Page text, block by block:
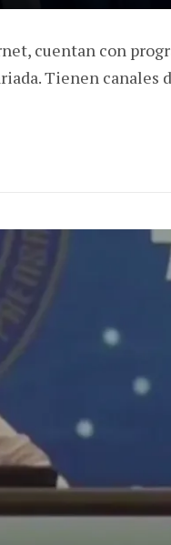
cuentan con
Tienen canales